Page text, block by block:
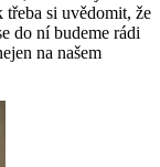
si uvědomit, že
do ní budeme rádi
na našem